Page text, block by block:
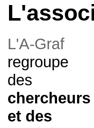
L'A-Graf
regroupe
des
chercheurs
et des